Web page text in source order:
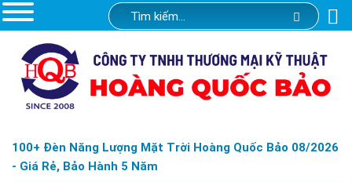
100+ Đèn Năng Lượng Mặt Trời Hoàng Quốc Bảo 08/2026
- Giá Rẻ, Bảo Hành 5 Năm